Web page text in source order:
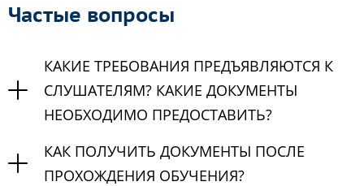
Частые вопросы
КАКИЕ ТРЕБОВАНИЯ ПРЕДЪЯВЛЯЮТСЯ К
СЛУШАТЕЛЯМ? КАКИЕ ДОКУМЕНТЫ
НЕОБХОДИМО ПРЕДОСТАВИТЬ?
КАК ПОЛУЧИТЬ ДОКУМЕНТЫ ПОСЛЕ
ПРОХОЖДЕНИЯ ОБУЧЕНИЯ?